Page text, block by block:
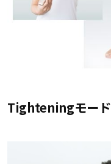
Tighteningモード